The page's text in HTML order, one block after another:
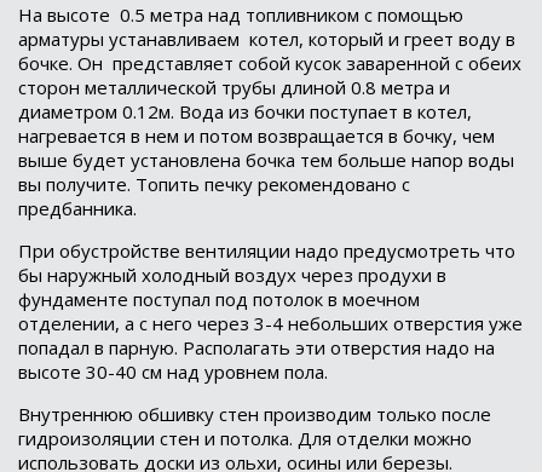
На высоте 0.5 метра над топливником с помощью
арматуры устанавливаем котел, который и греет воду в
бочке. Он представляет собой кусок заваренной с обеих
сторон металлической трубы длиной 0.8 метра и
диаметром 0.12м. Вода из бочки поступает в котел,
нагревается в нем и потом возвращается в бочку, чем
выше будет установлена бочка тем больше напор воды
вы получите. Топить печку рекомендовано с
предбанника.
При обустройстве вентиляции надо предусмотреть что
бы наружный холодный воздух через продухи в
фундаменте поступал под потолок в моечном
отделении, а с него через 3-4 небольших отверстия уже
попадал в парную. Располагать эти отверстия надо на
высоте 30-40 см над уровнем пола.
Внутреннюю обшивку стен производим только после
гидроизоляции стен и потолка. Для отделки можно
использовать доски из ольхи, осины или березы.